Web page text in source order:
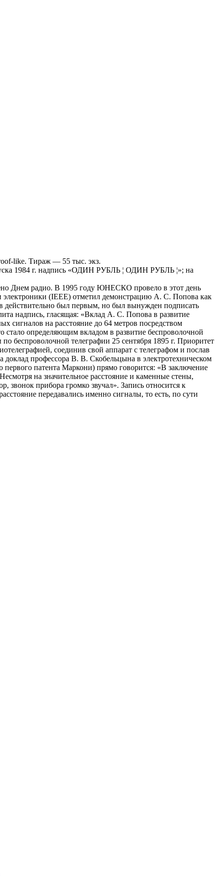
like. Тираж — 55 тыс. экз.
1984 г. надпись «ОДИН РУБЛЬ ¦ ОДИН РУБЛЬ ¦»; на
Днем радио. В 1995 году ЮНЕСКО провело в этот день
электроники (IEEE) отметил демонстрацию А. С. Попова как
действительно был первым, но был вынужден подписать
надпись, гласящая: «Вклад А. С. Попова в развитие
сигналов на расстояние до 64 метров посредством
стало определяющим вкладом в развитие беспроволочной
беспроволочной телеграфии 25 сентября 1895 г. Приоритет
соединив свой аппарат с телеграфом и послав
профессора В. В. Скобельцына в электротехническом
патента Маркони) прямо говорится: «В заключение
на значительное расстояние и каменные стены,
звонок прибора громко звучал». Запись относится к
передавались именно сигналы, то есть, по сути